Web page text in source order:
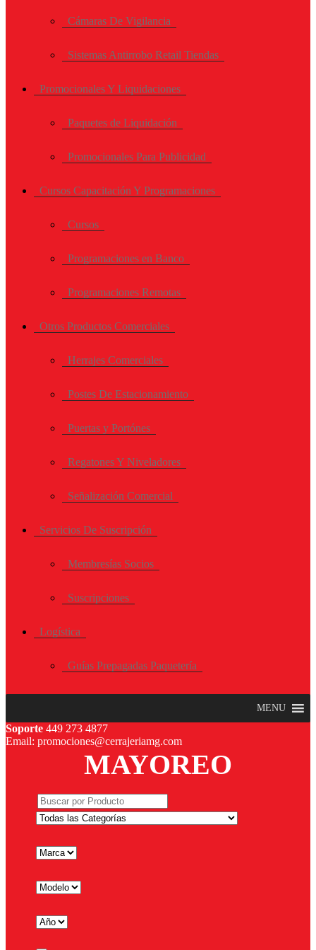
Cámaras De Vigilancia
Sistemas Antirrobo Retail Tiendas
Promocionales Y Liquidaciones
Paquetes de Liquidación
Promocionales Para Publicidad
Cursos Capacitación Y Programaciones
Cursos
Programaciones en Banco
Programaciones Remotas
Otros Productos Comerciales
Herrajes Comerciales
Postes De Estacionamiento
Puertas y Portónes
Regatones Y Niveladores
Señalización Comercial
Servicios De Suscripción
Membresías Socios
Suscripciones
Logística
Guías Prepagadas Paquetería
MENU
Soporte 449 273 4877
Email: promociones@cerrajeriamg.com
MAYOREO